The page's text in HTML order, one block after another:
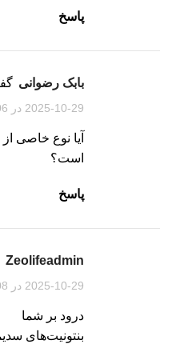
پاسخ
بابک رضوانی
2025-10-29 در 09:06
آیا نوع خاصی
است؟
پاسخ
zeolifeadmin
2025-10-29 در 09:08
درود بر شما
بنتونیت‌های